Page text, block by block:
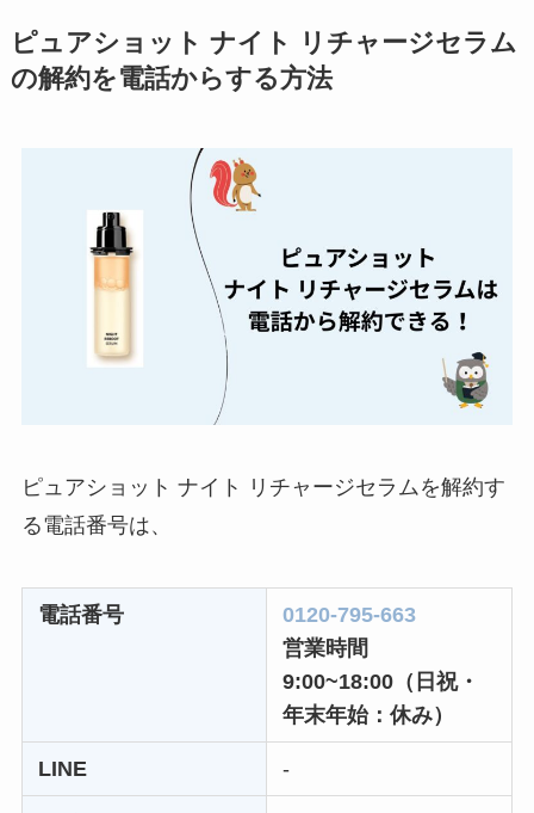
解約方法まとめ！契
約期間が過ぎた場合
ベストタイミングを
詳しく解説！
ユンス美容液の解約
まとめ！電話が繋が
らない時の裏ワザ
Sivorune(シボルネ)
る方法ある？
ニューZの解約まと
め！電話が繋がらな
い時の裏ワザ
ニーを電話から解約
ピュアショット ナイト リチャージセラム
の解約を電話からする方法
ピュアショット ナイト リチャージセラムを解約す
る電話番号は、
電話番号
0120-795-663
営業時間
9:00~18:00（日祝・
年末年始：休み）
LINE -